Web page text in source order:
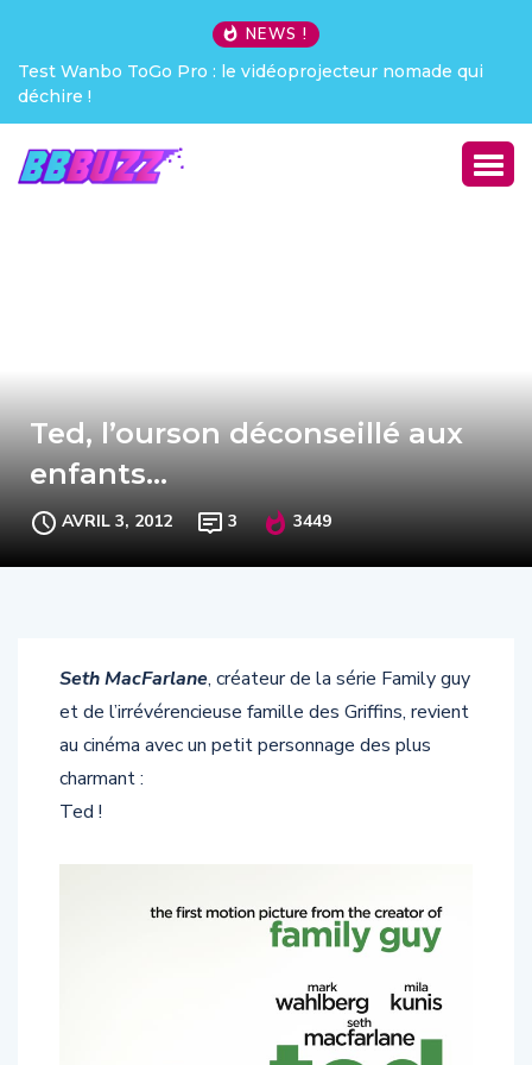
NEWS !
qui
Creative Pebble X : j’ai été choqué !
Ted, l’ourson déconseillé aux
enfants…
AVRIL 3, 2012 3 3449
Seth MacFarlane, créateur de la série Family guy
et de l’irrévérencieuse famille des Griffins, revient
au cinéma avec un petit personnage des plus
charmant :
Ted !